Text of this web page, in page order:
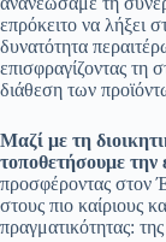
επρόκειτο να λήξει
δυνατότητα
επισφραγίζοντας τη
διάθεση των
Μαζί με τη
τοποθετήσουμε την
προσφέροντας στον
στους πιο καίριους
πραγματικότητας: